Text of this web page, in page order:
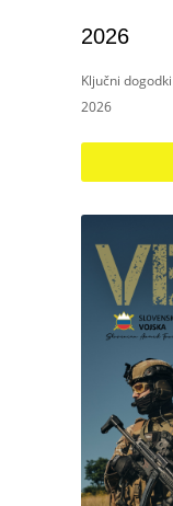
2026
Ključni
2026